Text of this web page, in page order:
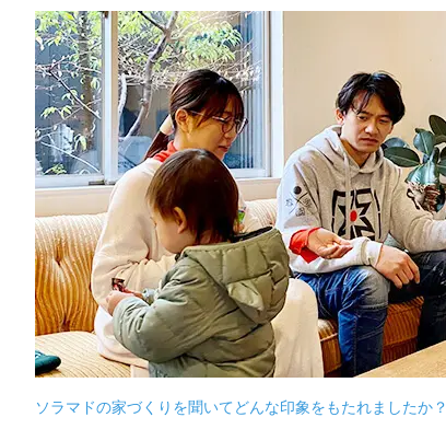
ソラマドの家づくりを聞いてどんな印象をもたれましたか？